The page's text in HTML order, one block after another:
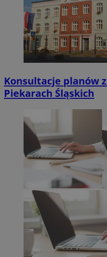
Konsultacje planów
Piekarach Śląskich